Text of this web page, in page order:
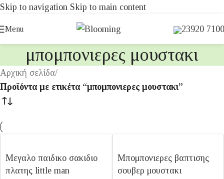
Skip to navigation Skip to main content
Menu 23920
μπομπονιερες μουστακι
Αρχική σελίδα/
Προϊόντα με ετικέτα “μπομπονιερες μουστακι”
Μεγαλο παιδικο σακιδιο
πλατης little man
Μπομπονιερες βαπτισης
σουβερ μουστακι